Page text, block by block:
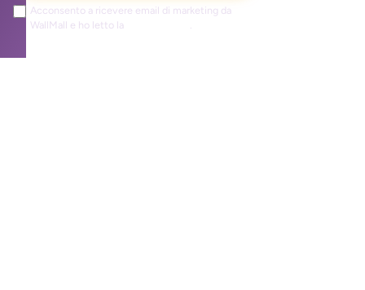
Acconsento a ricevere email di marketing da
WallMall e ho letto la
.